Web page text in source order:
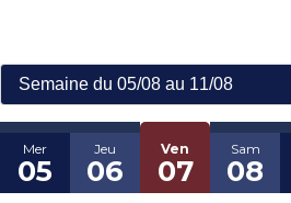
Mer
05
Jeu
06
Ven
07
Sam
08